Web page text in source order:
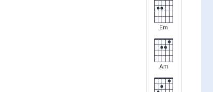
Em
Am